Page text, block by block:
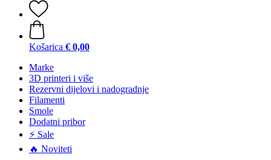
Košarica € 0,00
Marke
3D printeri i više
Rezervni dijelovi i nadogradnje
Filamenti
Smole
Dodatni pribor
⚡ Sale
🔥 Noviteti